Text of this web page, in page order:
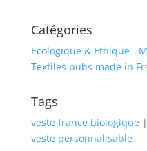
Catégories
Ecologique & Ethique -
Textiles pubs made in
Tags
veste france biologique |
veste personnalisable